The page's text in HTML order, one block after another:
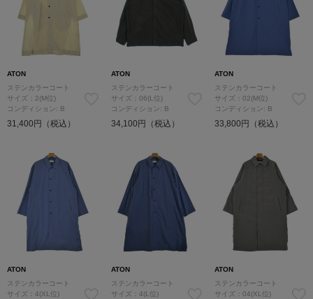
ATON
ステンカラーコート
サイズ：2(M位)
コンディション: B
31,400円（税込）
ATON
ステンカラーコート
サイズ：06(L位)
コンディション: B
34,100円（税込）
ATON
ステンカラーコート
サイズ：02(M位)
コンディション: B
33,800円（税込）
ATON
ステンカラーコート
サイズ：4(XL位)
ATON
ステンカラーコート
サイズ：4(L位)
ATON
ステンカラーコート
サイズ：04(XL位)